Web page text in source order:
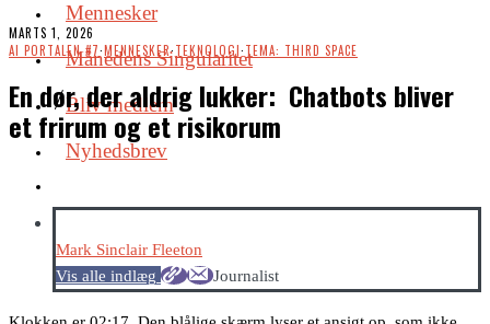
Mennesker
Månedens Singularitet
Bliv medlem
Nyhedsbrev
MARTS 1, 2026
AI PORTALEN #7·MENNESKER·TEKNOLOGI·TEMA: THIRD SPACE
En dør, der aldrig lukker: Chatbots bliver
et frirum og et risikorum
Mark Sinclair Fleeton
Vis alle indlæg
Journalist